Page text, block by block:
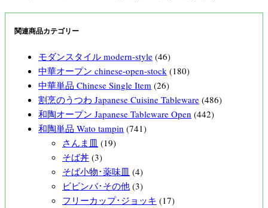
関連商品カテゴリー
モダンスタイル modern-style (46)
中華オープン chinese-open-stock (180)
中華単品 Chinese Single Item (26)
割烹のうつわ Japanese Cuisine Tableware (486)
和陶オープン Japanese Tableware Open (442)
和陶単品 Wato tampin (741)
さんま皿 (19)
そば丼 (3)
そば小物･薬味皿 (4)
ビビンバ･その他 (3)
フリーカップ･ジョッキ (17)